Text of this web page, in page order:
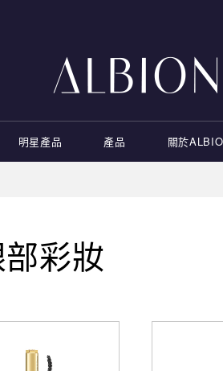
明星產品 產品 關於
部彩妝